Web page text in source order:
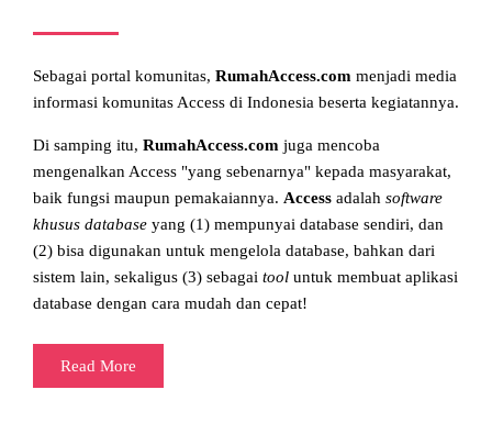
Sebagai portal komunitas, RumahAccess.com menjadi media
informasi komunitas Access di Indonesia beserta kegiatannya.
Di samping itu, RumahAccess.com juga mencoba
mengenalkan Access "yang sebenarnya" kepada masyarakat,
baik fungsi maupun pemakaiannya. Access adalah software
khusus database yang (1) mempunyai database sendiri, dan
(2) bisa digunakan untuk mengelola database, bahkan dari
sistem lain, sekaligus (3) sebagai tool untuk membuat aplikasi
database dengan cara mudah dan cepat!
Read More